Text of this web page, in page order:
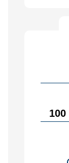
100